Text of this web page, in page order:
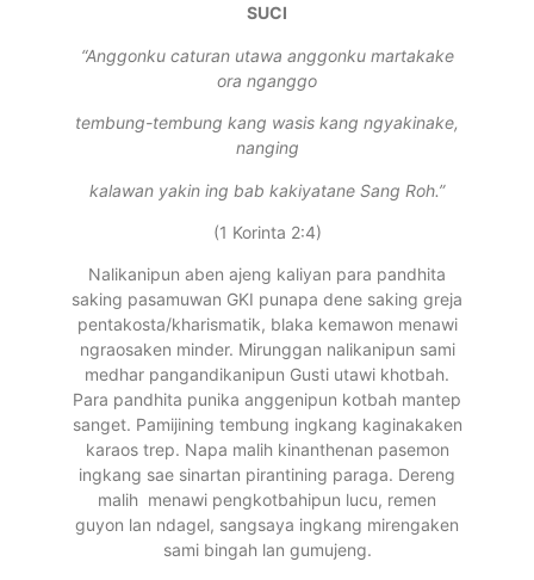
SUCI
“Anggonku caturan utawa anggonku martakake
ora nganggo
tembung-tembung kang wasis kang ngyakinake,
nanging
kalawan yakin ing bab kakiyatane Sang Roh.”
(1 Korinta 2:4)
Nalikanipun aben ajeng kaliyan para pandhita
saking pasamuwan GKI punapa dene saking greja
pentakosta/kharismatik, blaka kemawon menawi
ngraosaken minder. Mirunggan nalikanipun sami
medhar pangandikanipun Gusti utawi khotbah.
Para pandhita punika anggenipun kotbah mantep
sanget. Pamijining tembung ingkang kaginakaken
karaos trep. Napa malih kinanthenan pasemon
ingkang sae sinartan pirantining paraga. Dereng
malih menawi pengkotbahipun lucu, remen
guyon lan ndagel, sangsaya ingkang mirengaken
sami bingah lan gumujeng.